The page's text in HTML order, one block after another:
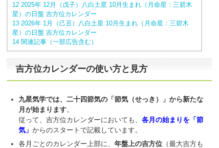
12 2025年 12月（戊子）八白土星 10月生まれ（月命星：三碧木
星）の日盤 吉方位カレンダー
13 2026年 1月（己丑）八白土星 10月生まれ（月命星：三碧木
星）の日盤 吉方位カレンダー
14 関連記事（一部広告含む）
吉方位カレンダーの使い方と見方
九星気学では、二十四節気の「節気（せっき）」から新たな
月が始まります。
従って、吉方位カレンダーにおいても、各月の始まりを「節
気」からのスタートで記載しています。
各月ごとのカレンダー上部に、年盤上の吉方位 （最大吉方も